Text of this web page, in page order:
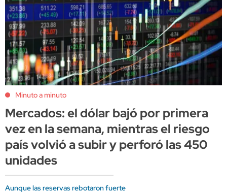
Minuto a minuto
Mercados: el dólar bajó por primera
vez en la semana, mientras el riesgo
país volvió a subir y perforó las 450
unidades
Aunque las reservas rebotaron fuerte